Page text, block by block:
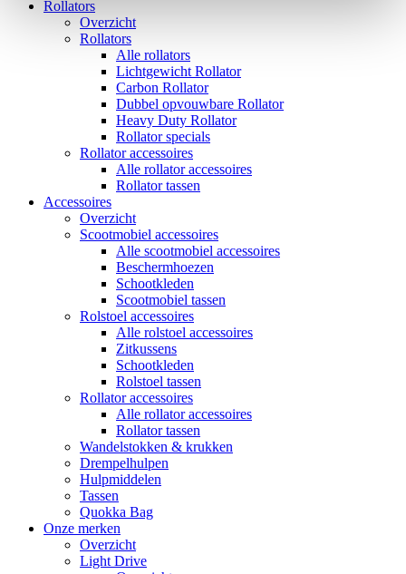
Rollators
Overzicht
Rollators
Alle rollators
Lichtgewicht Rollator
Carbon Rollator
Dubbel opvouwbare Rollator
Heavy Duty Rollator
Rollator specials
Rollator accessoires
Alle rollator accessoires
Rollator tassen
Accessoires
Overzicht
Scootmobiel accessoires
Alle scootmobiel accessoires
Beschermhoezen
Schootkleden
Scootmobiel tassen
Rolstoel accessoires
Alle rolstoel accessoires
Zitkussens
Schootkleden
Rolstoel tassen
Rollator accessoires
Alle rollator accessoires
Rollator tassen
Wandelstokken & krukken
Drempelhulpen
Hulpmiddelen
Tassen
Quokka Bag
Onze merken
Overzicht
Light Drive